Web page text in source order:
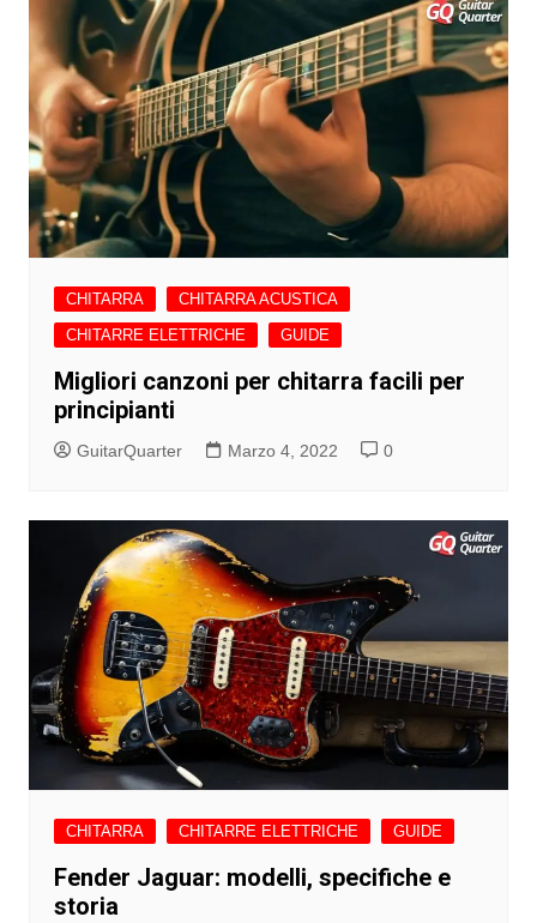
CHITARRA
CHITARRA ACUSTICA
CHITARRE ELETTRICHE
GUIDE
Migliori canzoni per chitarra facili per
principianti
GuitarQuarter Marzo 4, 2022 0
CHITARRA CHITARRE ELETTRICHE GUIDE
Fender Jaguar: modelli, specifiche e
storia